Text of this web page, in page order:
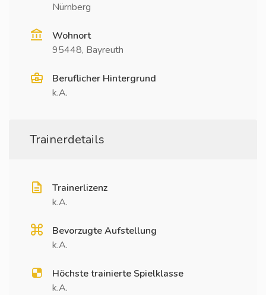
Nürnberg
Wohnort
95448, Bayreuth
Beruflicher Hintergrund
k.A.
Trainerdetails
Trainerlizenz
k.A.
Bevorzugte Aufstellung
k.A.
Höchste trainierte Spielklasse
k.A.